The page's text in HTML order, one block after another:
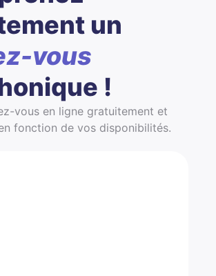
un
vous
!
vous en ligne gratuitement et
fonction de vos disponibilités.